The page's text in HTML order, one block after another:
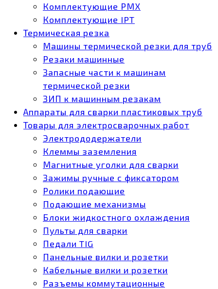
Комплектующие РМХ
Комплектующие IPT
Термическая резка
Машины термической резки для труб
Резаки машинные
Запасные части к машинам
термической резки
ЗИП к машинным резакам
Аппараты для сварки пластиковых труб
Товары для электросварочных работ
Электрододержатели
Клеммы заземления
Магнитные уголки для сварки
Зажимы ручные с фиксатором
Ролики подающие
Подающие механизмы
Блоки жидкостного охлаждения
Пульты для сварки
Педали TIG
Панельные вилки и розетки
Кабельные вилки и розетки
Разъемы коммутационные